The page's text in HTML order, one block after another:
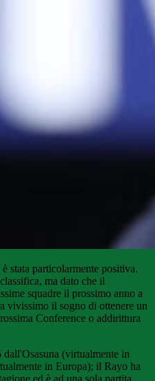
stata particolarmente positiva.
ma dato che il
squadre il prossimo anno a
vivissimo il sogno di ottenere un
Conference o addirittura
(virtualmente in
in Europa); il Rayo ha